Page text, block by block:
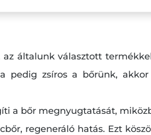
általunk választott
pedig zsíros a bőrünk,
a bőr megnyugtatását,
regeneráló hatás. Ezt